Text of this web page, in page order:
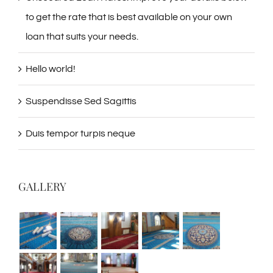
loan that suits your needs.
Hello world!
Suspendisse Sed Sagittis
Duis tempor turpis neque